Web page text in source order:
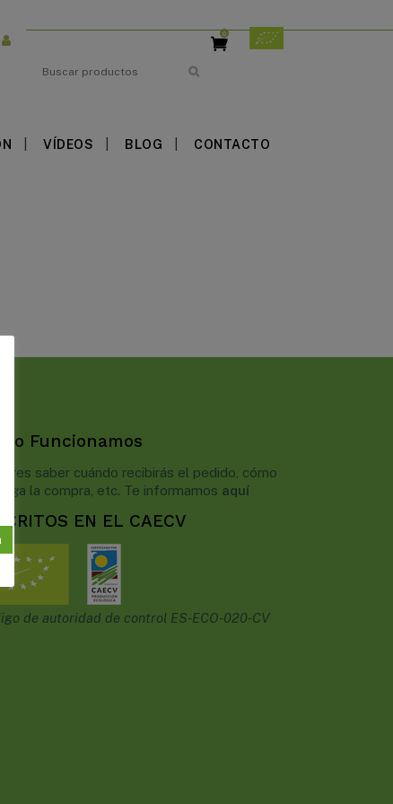
0
VÍDEOS BLOG CONTACTO
Funcionamos
saber cuándo recibirás el pedido, cómo
la compra, etc. Te informamos aquí
EN EL CAECV
de autoridad de control ES-ECO-020-CV